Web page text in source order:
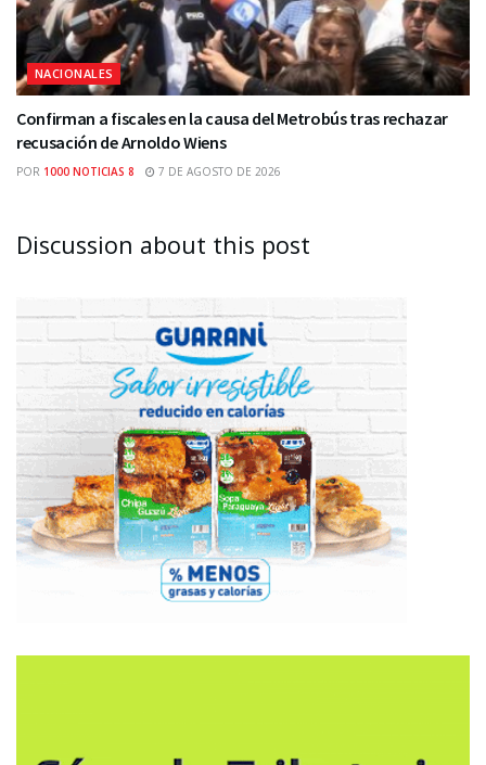
NACIONALES
Confirman a fiscales en la causa del Metrobús tras rechazar
recusación de Arnoldo Wiens
POR 1000 NOTICIAS 8 7 DE AGOSTO DE 2026
Discussion about this post